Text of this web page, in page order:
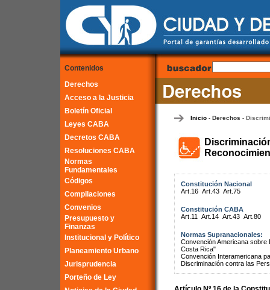
Contenidos
Derechos
Acceso a la Justicia
Boletín Oficial
Leyes CABA
Decretos CABA
Resoluciones CABA
Normas
Fundamentales
Códigos
Compilaciones
Convenios
Presupuesto y
Finanzas
Institucional y Político
Planeamiento Urbano
Jurisprudencia
Porteño de Ley
Inicio- Derechos -
Constitución Nacional
Art.16 Art.43 Art.75
Constitución CABA
Art.11
Art.14 Art.43 Art.80
Normas Supranacionales:
Convención Americana
Costa Rica"
Convención Interamericana
Discriminación contra las